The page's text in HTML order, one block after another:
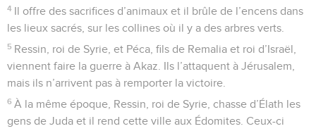
4 Il offre des sacrifices d’animaux et il brûle de l’encens dans
les lieux sacrés, sur les collines où il y a des arbres verts.
5 Ressin, roi de Syrie, et Péca, fils de Remalia et roi d’Israël,
viennent faire la guerre à Akaz. Ils l’attaquent à Jérusalem,
mais ils n’arrivent pas à remporter la victoire.
6 À la même époque, Ressin, roi de Syrie, chasse d’Élath les
gens de Juda et il rend cette ville aux Édomites. Ceux-ci